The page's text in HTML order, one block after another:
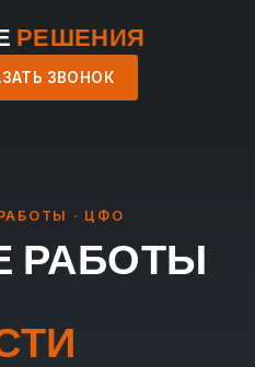
РЕШЕНИЯ
ЗВОНОК
· ЦФО
РАБОТЫ